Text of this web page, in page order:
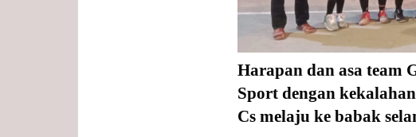
Harapan dan asa team
Sport dengan
Cs melaju ke babak